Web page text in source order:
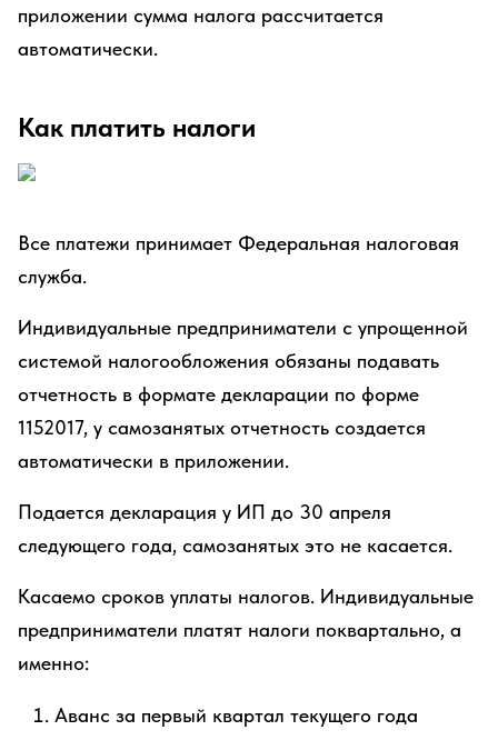
приложении сумма налога рассчитается
автоматически.
Как платить налоги
Все платежи принимает Федеральная налоговая
служба.
Индивидуальные предприниматели с упрощенной
системой налогообложения обязаны подавать
отчетность в формате декларации по форме
1152017, у самозанятых отчетность создается
автоматически в приложении.
Подается декларация у ИП до 30 апреля
следующего года, самозанятых это не касается.
Касаемо сроков уплаты налогов. Индивидуальные
предприниматели платят налоги поквартально, а
именно:
Аванс за первый квартал текущего года